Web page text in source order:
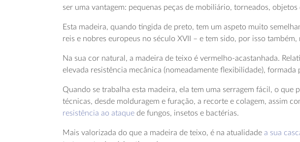
ser uma vantagem: pequenas peças de mobiliário, torneados,
Esta madeira, quando tingida de preto, tem um aspeto muito
reis e nobres europeus no século XVII – e tem sido, por isso também,
Na sua cor natural, a madeira de teixo é vermelho-acastanhada.
elevada resistência mecânica (nomeadamente flexibilidade),
Quando se trabalha esta madeira, ela tem uma serragem fácil, o
técnicas, desde molduragem e furação, a recorte e colagem, assim
resistência ao ataque de fungos, insetos e bactérias.
Mais valorizada do que a madeira de teixo, é na atualidade a sua